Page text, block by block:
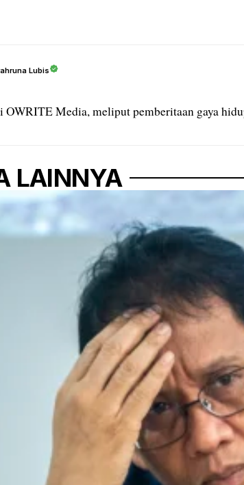
Lubis
OWRITE Media, meliput pemberitaan gaya
LAINNYA